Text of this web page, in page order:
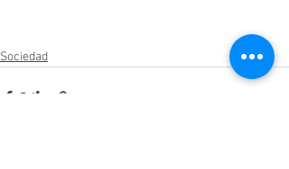
Sociedad